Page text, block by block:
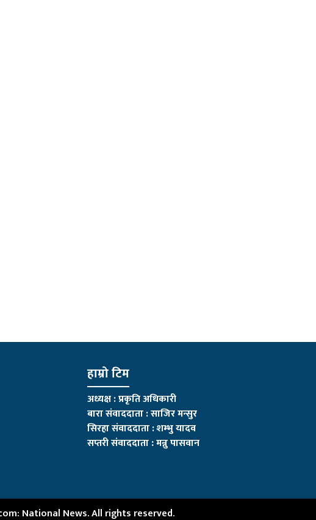
हाम्रो टिम
अध्यक्ष : प्रकृति अधिकारी
बारा संवाददाता : साजिर मन्सुर
सिरहा संवाददाता : शम्भु यादव
सप्तरी संवाददाता:मन्नु पासवान
National News. All rights reserved.